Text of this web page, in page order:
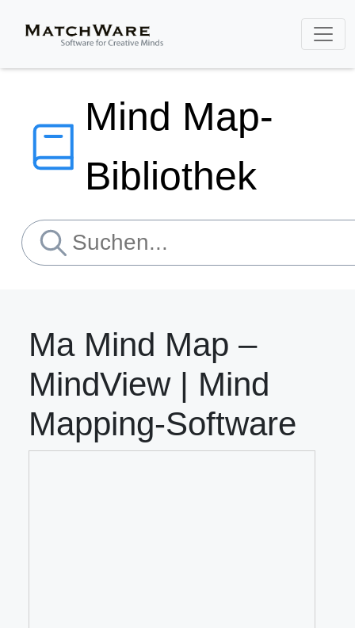
Mind Map-
Bibliothek
Ma Mind Map –
MindView | Mind
Mapping-Software